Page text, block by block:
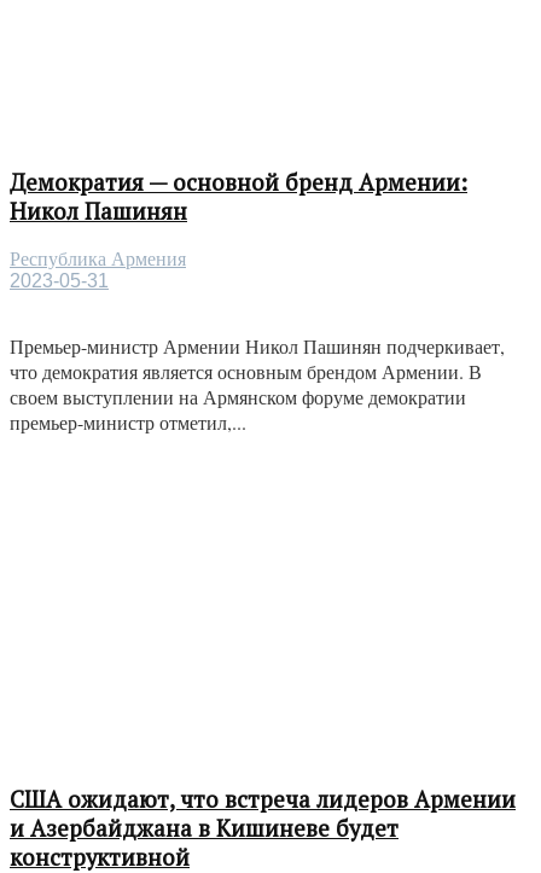
Демократия — основной бренд Армении:
Никол Пашинян
Республика Армения
2023-05-31
Премьер-министр Армении Никол Пашинян подчеркивает,
что демократия является основным брендом Армении. В
своем выступлении на Армянском форуме демократии
премьер-министр отметил,...
США ожидают, что встреча лидеров Армении
и Азербайджана в Кишиневе будет
конструктивной